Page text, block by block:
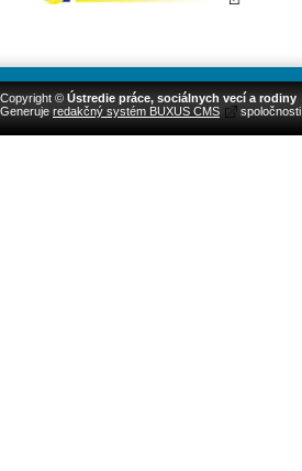
Copyright © Ústredie práce, sociálnych vecí a rodiny
Generuje redakčný systém BUXUS CMS spoločnosti